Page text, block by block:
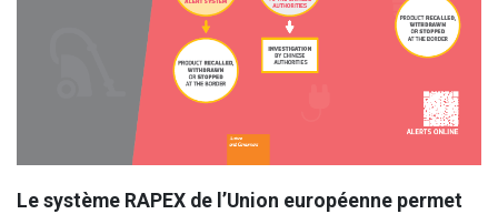
Le système RAPEX de l’Union européenne permet